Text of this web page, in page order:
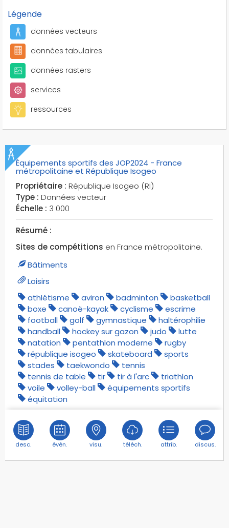
Légende
données vecteurs
données tabulaires
données rasters
services
ressources
Équipements sportifs des JOP2024 - France
métropolitaine et République Isogeo
Propriétaire : République Isogeo (RI)
Type : Données vecteur
Échelle : 3 000
Résumé :
Sites de compétitions en France métropolitaine.
Bâtiments
Loisirs
athlétisme
aviron badminton
basketball
boxe
canoë-kayak cyclisme
escrime
football
golf gymnastique
haltérophilie
handball
hockey sur gazon judo
lutte
natation
pentathlon moderne
rugby
république isogeo
skateboard
sports
stades
taekwondo
tennis
tennis de table
tir tir à l'arc
triathlon
voile
volley-ball
équipements sportifs
équitation
desc. évén. visu. téléch. attrib. discus.